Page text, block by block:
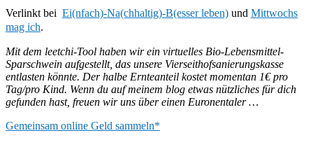
Verlinkt bei Ei(nfach)-Na(chhaltig)-B(esser leben) und Mittwochs
mag ich.
Mit dem leetchi-Tool haben wir ein virtuelles Bio-Lebensmittel-
Sparschwein aufgestellt, das unsere Vierseithofsanierungskasse
entlasten könnte. Der halbe Ernteanteil kostet momentan 1€ pro
Tag/pro Kind. Wenn du auf meinem blog etwas nützliches für dich
gefunden hast, freuen wir uns über einen Euronentaler …
Gemeinsam online Geld sammeln*